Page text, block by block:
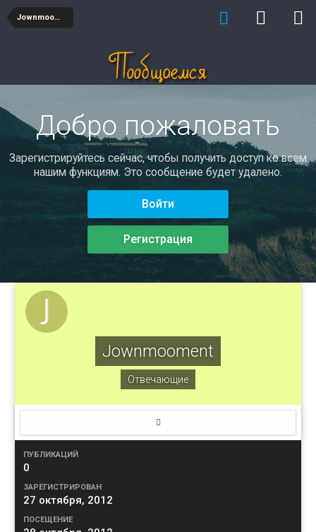
Jownmooment
Добро пожаловать
Зарегистрируйтесь сейчас, чтобы получить доступ ко всем
нашим функциям. Это сообщение будет удалено.
Войти
Регистрация
Jownmooment
Отвечающие
ПУБЛИКАЦИЙ
0
ЗАРЕГИСТРИРОВАН
27 октября, 2012
ПОСЕЩЕНИЕ